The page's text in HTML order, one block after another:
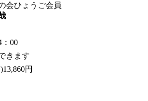
会ひょうご会員
：00
きます
円